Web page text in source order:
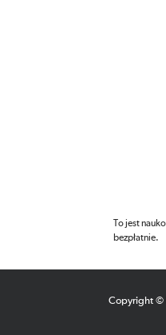
To jest
bezpłatnie.
Copyright ©